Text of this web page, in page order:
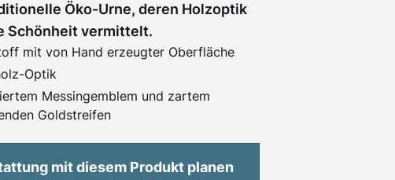
Öko-Urne, deren Holzoptik
Schönheit vermittelt.
mit von Hand erzeugter Oberfläche
Optik
Messingemblem und zartem
Goldstreifen
mit diesem Produkt planen